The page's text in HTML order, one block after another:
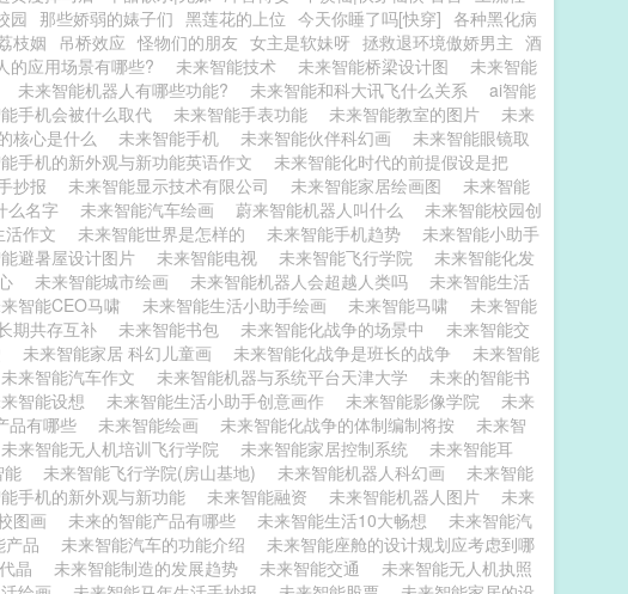
园 那些娇弱的婊子们 黑莲花的上位 今天你睡了吗[快穿] 各种黑化病
枝姻 吊桥效应 怪物们的朋友 女主是软妹呀 拯救退环境傲娇男主 酒
的应用场景有哪些? 未来智能技术 未来智能桥梁设计图
未来智能
未来智能机器人有哪些功能? 未来智能和科大讯飞什么关系
ai智能
手机会被什么取代 未来智能手表功能 未来智能教室的图片
未来
核心是什么 未来智能手机 未来智能伙伴科幻画
未来智能眼镜取
手机的新外观与新功能英语作文
未来智能化时代的前提假设是把
抄报 未来智能显示技术有限公司 未来智能家居绘画图
未来智能
么名字 未来智能汽车绘画 蔚来智能机器人叫什么
未来智能校园创
活作文 未来智能世界是怎样的 未来智能手机趋势
未来智能小助手
避暑屋设计图片 未来智能电视 未来智能飞行学院
未来智能化发
未来智能城市绘画 未来智能机器人会超越人类吗
未来智能生活
智能CEO马啸 未来智能生活小助手绘画 未来智能马啸
未来智能
期共存互补 未来智能书包 未来智能化战争的场景中
未来智能交
未来智能家居 科幻儿童画 未来智能化战争是班长的战争
未来智能
未来智能汽车作文 未来智能机器与系统平台天津大学
未来的智能书
智能设想 未来智能生活小助手创意画作 未来智能影像学院
未来
品有哪些 未来智能绘画 未来智能化战争的体制编制将按
未来智
未来智能无人机培训飞行学院 未来智能家居控制系统
未来智能耳
能 未来智能飞行学院(房山基地) 未来智能机器人科幻画
未来智能
手机的新外观与新功能 未来智能融资 未来智能机器人图片
未来
图画 未来的智能产品有哪些 未来智能生活10大畅想
未来智能汽
产品 未来智能汽车的功能介绍
未来智能座舱的设计规划应考虑到哪
晶 未来智能制造的发展趋势 未来智能交通
未来智能无人机执照